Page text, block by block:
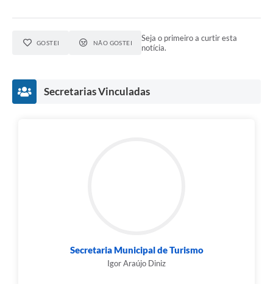
GOSTEI NÃO GOSTEI
Seja o primeiro a curtir esta
notícia.
Secretarias Vinculadas
Secretaria Municipal de Turismo
Igor Araújo Diniz